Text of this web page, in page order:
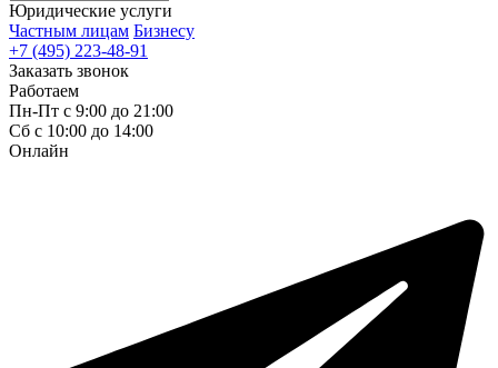
Юридические услуги
Частным лицам Бизнесу
+7 (495) 223-48-91
Заказать звонок
Работаем
Пн-Пт с 9:00 до 21:00
Сб с 10:00 до 14:00
Онлайн